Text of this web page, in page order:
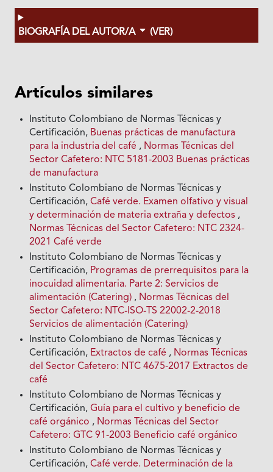
BIOGRAFÍA DEL AUTOR/A (VER)
Artículos similares
Instituto Colombiano de Normas Técnicas y
Certificación, Buenas prácticas de manufactura
para la industria del café , Normas Técnicas del
Sector Cafetero: NTC 5181-2003 Buenas prácticas
de manufactura
Instituto Colombiano de Normas Técnicas y
Certificación,Café verde. Examen olfativo y visual
y determinación de materia extraña y defectos ,
Normas Técnicas del Sector Cafetero: NTC 2324-
2021 Café verde
Instituto Colombiano de Normas Técnicas y
Certificación, Programas de prerrequisitos para la
inocuidad alimentaria. Parte 2: Servicios de
alimentación (Catering) , Normas Técnicas del
Sector Cafetero: NTC-ISO-TS 22002-2-2018
Servicios de alimentación (Catering)
Instituto Colombiano de Normas Técnicas y
Certificación, Extractos de café , Normas Técnicas
del Sector Cafetero: NTC 4675-2017 Extractos de
café
Instituto Colombiano de Normas Técnicas y
Certificación,Guía para el cultivo y beneficio de
café orgánico , Normas Técnicas del Sector
Cafetero: GTC 91-2003 Beneficio café orgánico
Instituto Colombiano de Normas Técnicas y
Certificación,Café verde. Determinación de la